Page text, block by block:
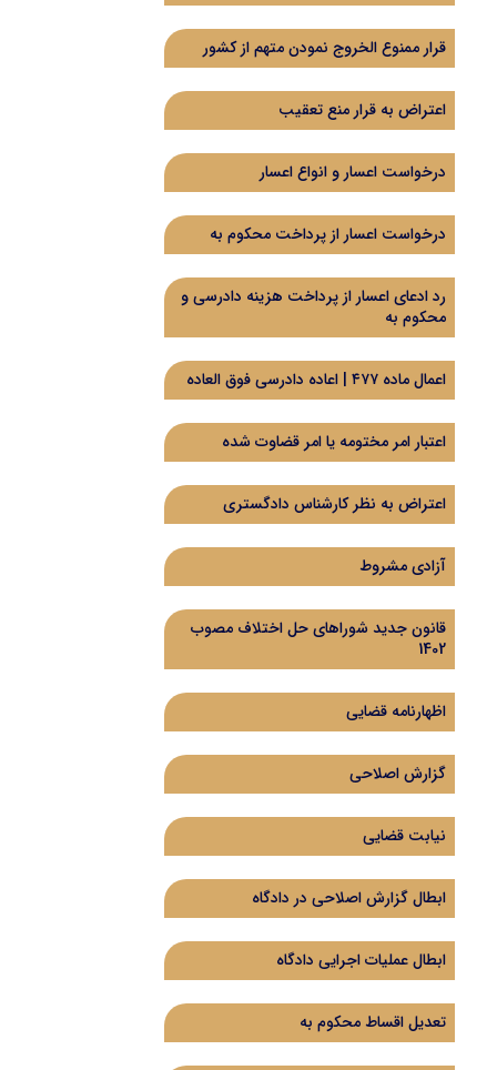
قرار ممنوع الخروج نمودن متهم از کشور
اعتراض به قرار منع تعقیب
درخواست اعسار و انواع اعسار
درخواست اعسار از پرداخت محکوم به
رد ادعای اعسار از پرداخت هزینه دادرسی و
محکوم به
اعمال ماده ۴۷۷ | اعاده دادرسی فوق العاده
اعتبار امر مختومه یا امر قضاوت شده
اعتراض به نظر کارشناس دادگستری
آزادی مشروط
قانون جدید شوراهای حل اختلاف مصوب
1402
اظهارنامه قضایی
گزارش اصلاحی
نیابت قضایی
ابطال گزارش اصلاحی در دادگاه
ابطال عملیات اجرایی دادگاه
تعدیل اقساط محکوم به